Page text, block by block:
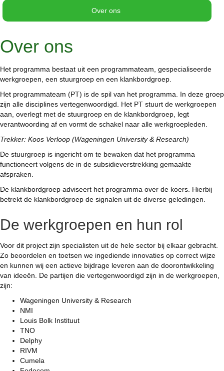
Over ons
Over ons
Het programma bestaat uit een programmateam, gespecialiseerde
werkgroepen, een stuurgroep en een klankbordgroep.
Het programmateam (PT) is de spil van het programma. In deze groep
zijn alle disciplines vertegenwoordigd. Het PT stuurt de werkgroepen
aan, overlegt met de stuurgroep en de klankbordgroep, legt
verantwoording af en vormt de schakel naar alle werkgroepleden.
Trekker: Koos Verloop (Wageningen University & Research)
De stuurgroep is ingericht om te bewaken dat het programma
functioneert volgens de in de subsidieverstrekking gemaakte
afspraken.
De klankbordgroep adviseert het programma over de koers. Hierbij
betrekt de klankbordgroep de signalen uit de diverse geledingen.
De werkgroepen en hun rol
Voor dit project zijn specialisten uit de hele sector bij elkaar gebracht.
Zo beoordelen en toetsen we ingediende innovaties op correct wijze
en kunnen wij een actieve bijdrage leveren aan de doorontwikkeling
van ideeën. De partijen die vertegenwoordigd zijn in de werkgroepen,
zijn:
Wageningen University & Research
NMI
Louis Bolk Instituut
TNO
Delphy
RIVM
Cumela